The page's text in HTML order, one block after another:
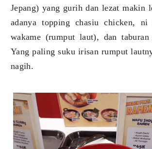
Jepang) yang gurih dan lezat makin
adanya topping chasiu chicken, ni
wakame (rumput laut), dan taburan
Yang paling suku irisan rumput
nagih.